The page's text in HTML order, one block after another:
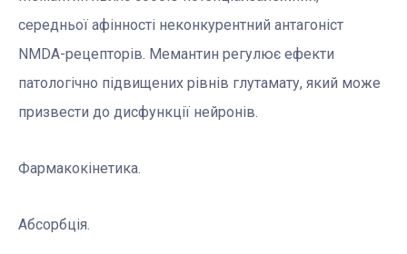
середньої афінності неконкурентний антагоніст
NMDA-рецепторів. Мемантин регулює ефекти
патологічно підвищених рівнів глутамату, який може
призвести до дисфункції нейронів.
Фармакокінетика.
Абсорбція.